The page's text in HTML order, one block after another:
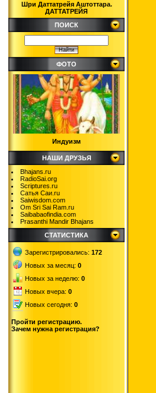
Шри Даттатрейя Аштоттара.
ДАТТАТРЕЙЯ
ПОИСК
ФОТО
Индуизм
НАШИ ДРУЗЬЯ
Bhajans.ru
RadioSai.org
Scriptures.ru
Сатья Саи.ru
Saiwisdom.com
Om Sri Sai Ram.ru
Saibabaofindia.com
Prasanthi Mandir Bhajans
СТАТИСТИКА
Зарегистрировались: 172
Новых за месяц: 0
Новых за неделю: 0
Новых вчера: 0
Новых сегодня: 0
Пройти регистрацию.
Зачем нужна регистрация?